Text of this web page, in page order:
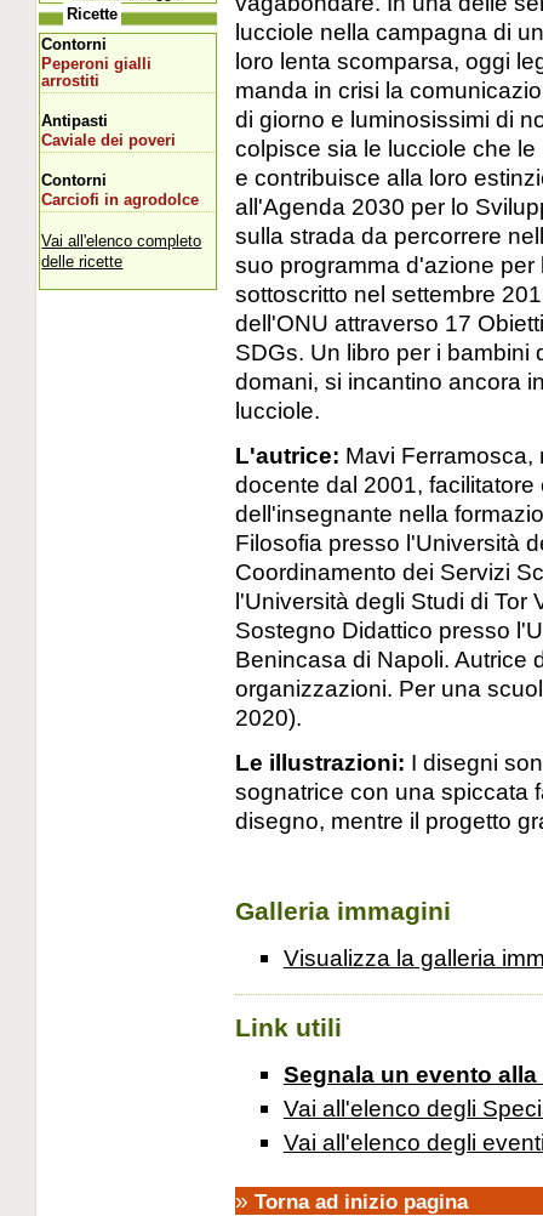
lucciole nella campagna di
loro lenta scomparsa, oggi
manda in crisi la
di giorno e luminosissimi di
colpisce sia le lucciole che
e contribuisce alla loro
all'Agenda 2030 per lo
sulla strada da percorrere
suo programma d'azione
sottoscritto nel settembre
dell'ONU attraverso 17
SDGs. Un libro per i bambini
domani, si incantino ancora
lucciole.
L'autrice: Mavi Ferramosca,
docente dal 2001,
dell'insegnante nella
Filosofia presso l'Università
Coordinamento dei Servizi
l'Università degli Studi di Tor
Sostegno Didattico presso
Benincasa di Napoli. Autrice
organizzazioni. Per una
2020).
Le illustrazioni: I disegni
sognatrice con una spiccata
disegno, mentre il progetto
Galleria immagini
Visualizza la galleria
Link utili
Segnala un evento
Vai all'elenco degli
Vai all'elenco degli
» Torna ad inizio pagina
Ricette
Contorni
Peperoni gialli
arrostiti
Antipasti
Caviale dei poveri
Contorni
Carciofi in agrodolce
Vai all'elenco completo
delle ricette